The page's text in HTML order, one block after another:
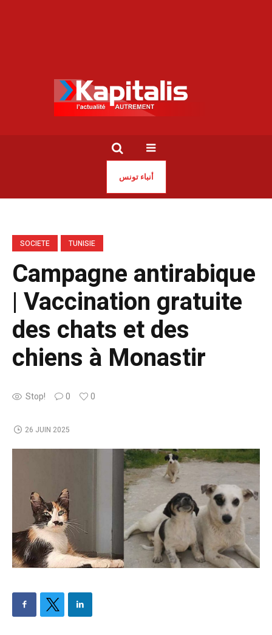
أنباء تونس
SOCIETE TUNISIE
Campagne antirabique
| Vaccination gratuite
des chats et des
chiens à Monastir
Stop! 0 0
26 JUIN 2025